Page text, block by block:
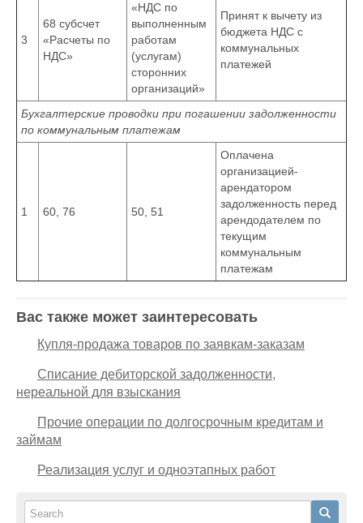
3
68 субсчет
«Расчеты по
НДС»
«НДС по
выполненным
работам
(услугам)
сторонних
организаций»
Принят к вычету из
бюджета НДС с
коммунальных
платежей
Бухгалтерские проводки при погашении задолженности
по коммунальным платежам
1 60, 76 50, 51
Оплачена
организацией-
арендатором
задолженность перед
арендодателем по
текущим
коммунальным
платежам
Вас также может заинтересовать
Купля-продажа товаров по заявкам-заказам
Списание дебиторской задолженности,
нереальной для взыскания
Прочие операции по долгосрочным кредитам и
займам
Реализация услуг и одноэтапных работ
Search Search